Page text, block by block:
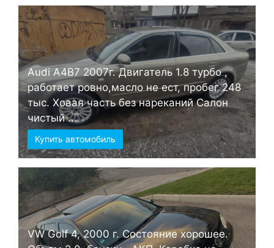
Audi А4B7 2007г. Двигатель 1.8 турбо ,
работает ровно,масло не ест, пробег 248
тыс. Ховая часть без нареканий Салон
чистый ...
Купить автомобиль
VW Golf 4, 2000 г. Состояние хорошее.